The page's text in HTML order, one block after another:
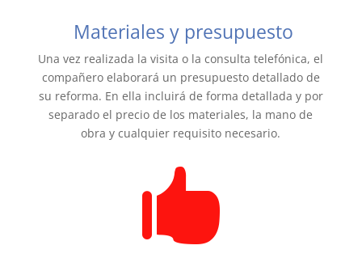
Materiales y presupuesto
Una vez realizada la visita o la consulta telefónica, el
compañero elaborará un presupuesto detallado de
su reforma. En ella incluirá de forma detallada y por
separado el precio de los materiales, la mano de
obra y cualquier requisito necesario.
